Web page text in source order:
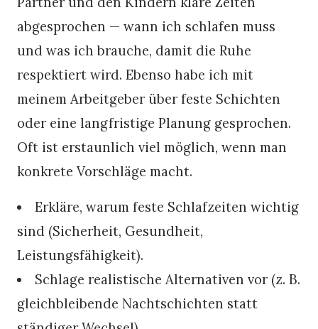
abgesprochen — wann ich schlafen muss
und was ich brauche, damit die Ruhe
respektiert wird. Ebenso habe ich mit
meinem Arbeitgeber über feste Schichten
oder eine langfristige Planung gesprochen.
Oft ist erstaunlich viel möglich, wenn man
konkrete Vorschläge macht.
Erkläre, warum feste Schlafzeiten wichtig
sind (Sicherheit, Gesundheit,
Leistungsfähigkeit).
Schlage realistische Alternativen vor (z. B.
gleichbleibende Nachtschichten statt